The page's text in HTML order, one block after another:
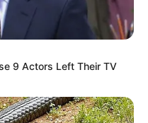
9 Actors Left Their TV